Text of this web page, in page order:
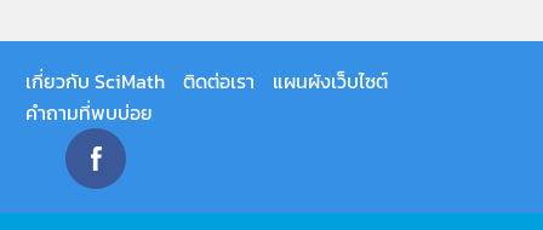
เกี่ยวกับ SciMath ติดต่อเรา
แผนผังเว็บไซต์
คำถามที่พบบ่อย